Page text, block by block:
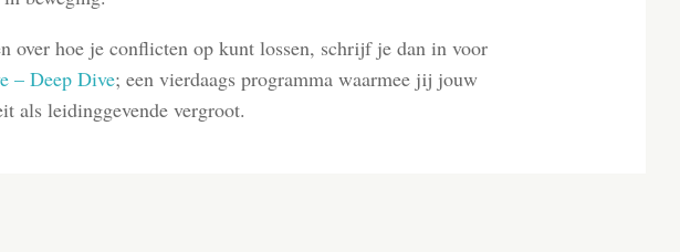
over hoe je conflicten op kunt lossen, schrijf je dan in voor
– Deep Dive; een vierdaags programma waarmee jij jouw
als leidinggevende vergroot.